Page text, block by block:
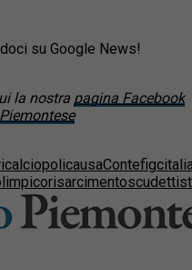
su Google News!
la nostra pagina Facebook
calciopolicausaContefigc
risarcimentoscudetti